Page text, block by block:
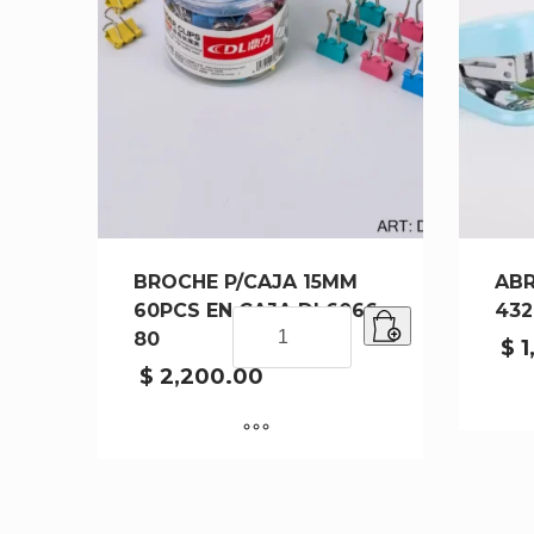
BROCHE P/CAJA 15MM
60PCS EN CAJA DL6066-
80
$ 2,200.00
BROCHE
P/CAJA
15MM
EN
432
$